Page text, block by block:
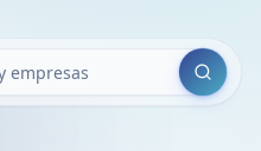
Buscar